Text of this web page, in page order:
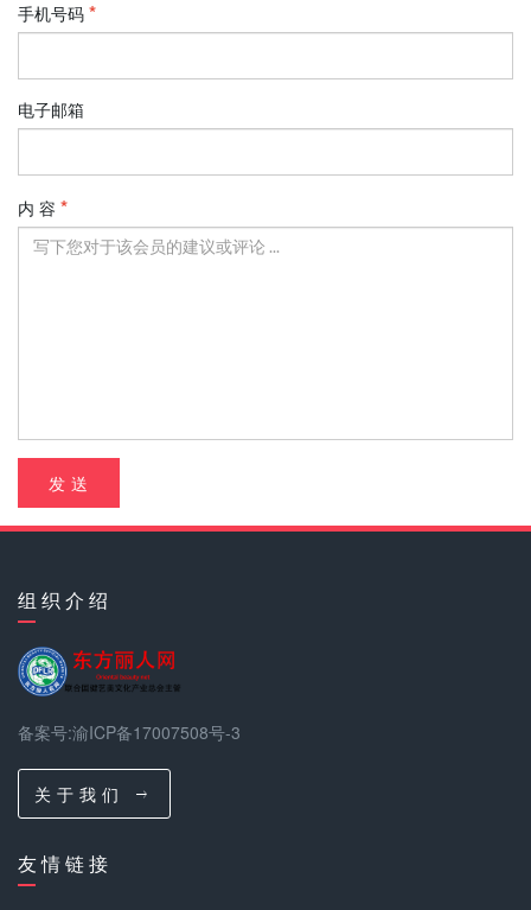
手机号码
电子邮箱
内 容
发 送
组 织 介 绍
备案号:渝ICP备17007508号-3
关 于 我 们
友 情 链 接